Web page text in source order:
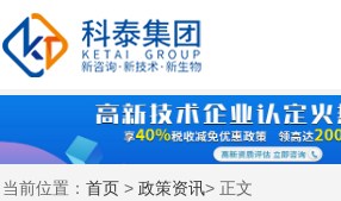
当前位置： 首页 > 政策资讯> 正文